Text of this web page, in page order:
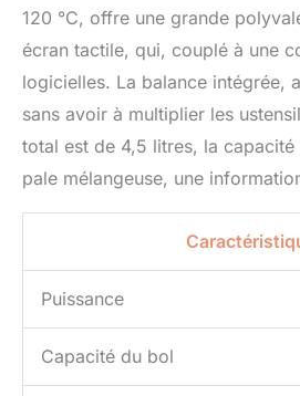
120 °C, offre une grande
écran tactile, qui, couplé à une
logicielles. La balance intégrée,
sans avoir à multiplier les
total est de 4,5 litres, la
pale mélangeuse, une
Puissance
Capacité du bol